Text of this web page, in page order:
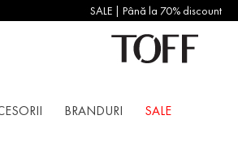
SALE | Până la 70% discount
BRANDURI SALE